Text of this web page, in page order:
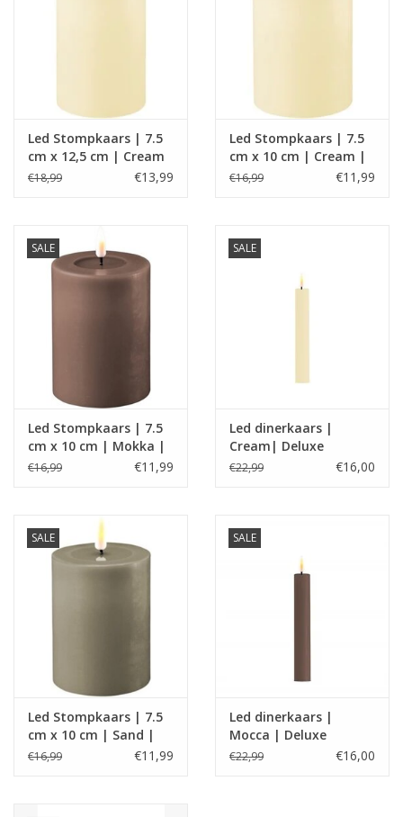
Led Stompkaars | 7.5
cm x 12,5 cm | Cream
| Deluxe Homeart
€18,99 €13,99
Led Stompkaars | 7.5
cm x 10 cm | Cream |
Deluxe Homeart
€16,99 €11,99
SALE
Led Stompkaars | 7.5
cm x 10 cm | Mokka |
Deluxe Homeart
€16,99 €11,99
SALE
Led dinerkaars |
Cream| Deluxe
Homeart
€22,99 €16,00
SALE
Led Stompkaars | 7.5
cm x 10 cm | Sand |
Deluxe Homeart
€16,99 €11,99
SALE
Led dinerkaars |
Mocca | Deluxe
Homeart
€22,99 €16,00